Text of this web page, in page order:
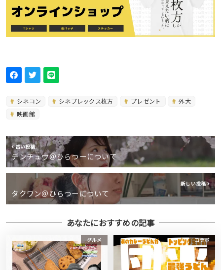
シネコン シネプレックス枚方 プレゼント
外大
映画館
古い投稿
デンチュウ＠ひらつーについて
新しい投稿
タクワン＠ひらつーについて
あなたにおすすめの記事
グルメ コラボ